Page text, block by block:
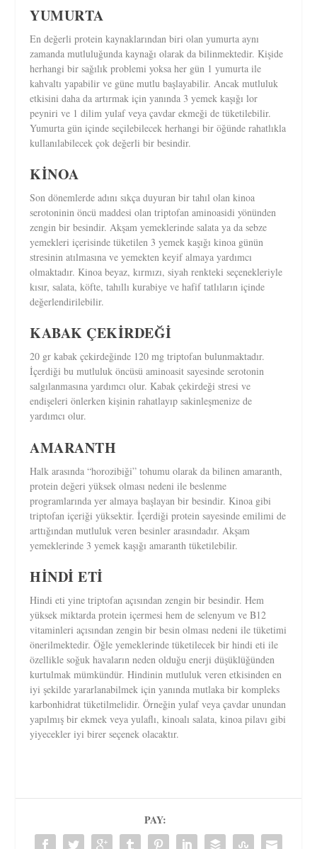
YUMURTA
En değerli protein kaynaklarından biri olan yumurta aynı
zamanda mutluluğunda kaynağı olarak da bilinmektedir. Kişide
herhangi bir sağılık problemi yoksa her gün 1 yumurta ile
kahvaltı yapabilir ve güne mutlu başlayabilir. Ancak mutluluk
etkisini daha da artırmak için yanında 3 yemek kaşığı lor
peyniri ve 1 dilim yulaf veya çavdar ekmeği de tüketilebilir.
Yumurta gün içinde seçilebilecek herhangi bir öğünde rahatlıkla
kullanılabilecek çok değerli bir besindir.
KİNOA
Son dönemlerde adını sıkça duyuran bir tahıl olan kinoa
serotoninin öncü maddesi olan triptofan aminoasidi yönünden
zengin bir besindir. Akşam yemeklerinde salata ya da sebze
yemekleri içerisinde tüketilen 3 yemek kaşığı kinoa günün
stresinin atılmasına ve yemekten keyif almaya yardımcı
olmaktadır. Kinoa beyaz, kırmızı, siyah renkteki seçenekleriyle
kısır, salata, köfte, tahıllı kurabiye ve hafif tatlıların içinde
değerlendirilebilir.
KABAK ÇEKİRDEĞİ
20 gr kabak çekirdeğinde 120 mg triptofan bulunmaktadır.
İçerdiği bu mutluluk öncüsü aminoasit sayesinde serotonin
salgılanmasına yardımcı olur. Kabak çekirdeği stresi ve
endişeleri önlerken kişinin rahatlayıp sakinleşmenize de
yardımcı olur.
AMARANTH
Halk arasında “horozibiği” tohumu olarak da bilinen amaranth,
protein değeri yüksek olması nedeni ile beslenme
programlarında yer almaya başlayan bir besindir. Kinoa gibi
triptofan içeriği yüksektir. İçerdiği protein sayesinde emilimi de
arttığından mutluluk veren besinler arasındadır. Akşam
yemeklerinde 3 yemek kaşığı amaranth tüketilebilir.
HİNDİ ETİ
Hindi eti yine triptofan açısından zengin bir besindir. Hem
yüksek miktarda protein içermesi hem de selenyum ve B12
vitaminleri açısından zengin bir besin olması nedeni ile tüketimi
önerilmektedir. Öğle yemeklerinde tüketilecek bir hindi eti ile
özellikle soğuk havaların neden olduğu enerji düşüklüğünden
kurtulmak mümkündür. Hindinin mutluluk veren etkisinden en
iyi şekilde yararlanabilmek için yanında mutlaka bir kompleks
karbonhidrat tüketilmelidir. Örneğin yulaf veya çavdar unundan
yapılmış bir ekmek veya yulaflı, kinoalı salata, kinoa pilavı gibi
yiyecekler iyi birer seçenek olacaktır.
PAY: